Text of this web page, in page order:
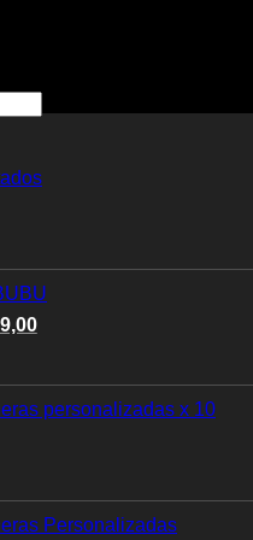
Current
$ 999,00.
personalizadas x 10
Personalizadas